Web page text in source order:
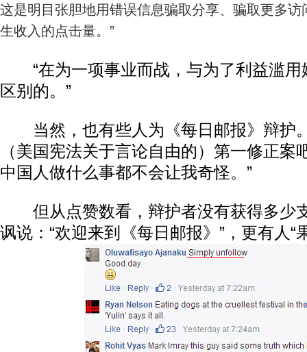
这是明目张胆地用错误信息骗取分享、骗取更多
生收入的点击量。”
“在为一项事业而战，与为了利益滥用
区别的。”
当然，也有些人为《每日邮报》辩护
（美国宪法关于言论自由的）第一修正案
中国人做什么事都不会让我奇怪。”
但从点赞数看，辩护者没有获得多少
讽说：“欢迎来到《每日邮报》”，更有人“